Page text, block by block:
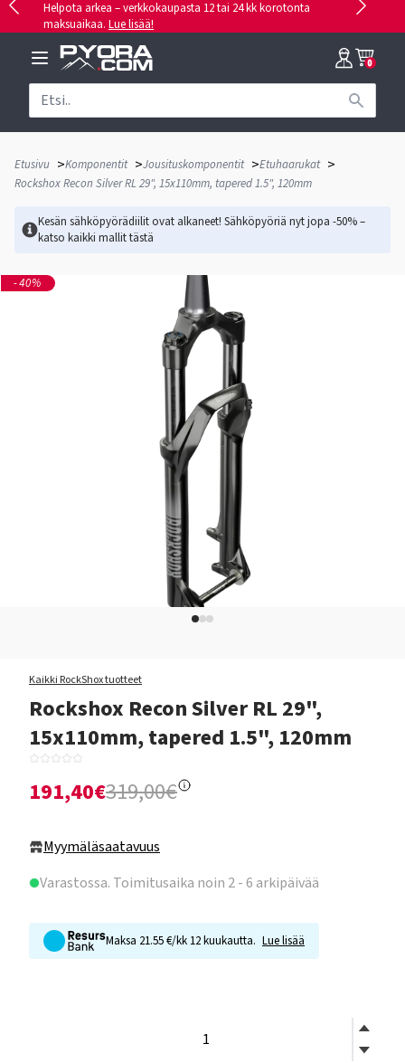
Helpota arkea – verkkokaupasta 12 tai 24 kk korotonta
maksuaikaa. Lue lisää!
0
Etusivu >Komponentit >Jousituskomponentit >Etuhaarukat >
Rockshox Recon Silver RL 29", 15x110mm, tapered 1.5", 120mm
Kesän sähköpyörädiilit ovat alkaneet! Sähköpyöriä nyt jopa -50% –
katso kaikki mallittästä
-40%
Kaikki RockShox tuotteet
Rockshox Recon Silver RL 29",
15x110mm, tapered 1.5", 120mm
191,40€319,00€
Myymäläsaatavuus
Varastossa. Toimitusaika noin 2 - 6 arkipäivää
Maksa 21.55 €/kk 12 kuukautta. Lue lisää